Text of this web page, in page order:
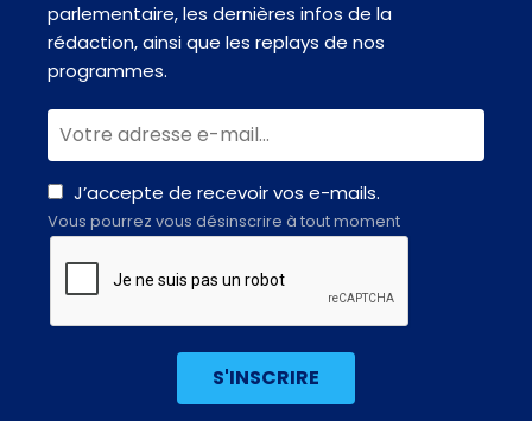
parlementaire, les dernières infos de la
rédaction, ainsi que les replays de nos
programmes.
J’accepte de recevoir vos e-mails.
Vous pourrez vous désinscrire à tout moment